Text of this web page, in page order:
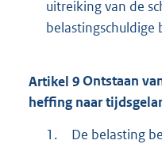
uitreiking van de
belastingschuldige
Artikel 9Ontstaan
heffing naar
1.
De belasting